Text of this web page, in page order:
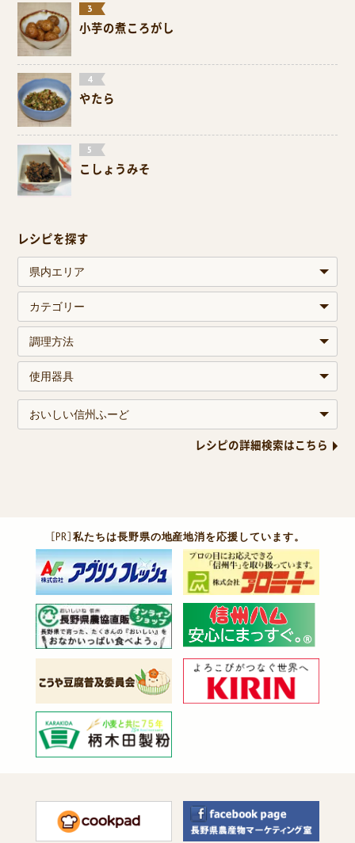
小芋の煮ころがし
やたら
こしょうみそ
レシピを探す
レシピの詳細検索はこちら
［PR］私たちは長野県の地産地消を応援しています。